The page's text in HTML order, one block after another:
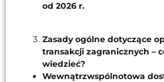
od 2026 r.
Zasady ogólne dotyczące
transakcji zagranicznych –
wiedzieć?
Wewnątrzwspólnotowa